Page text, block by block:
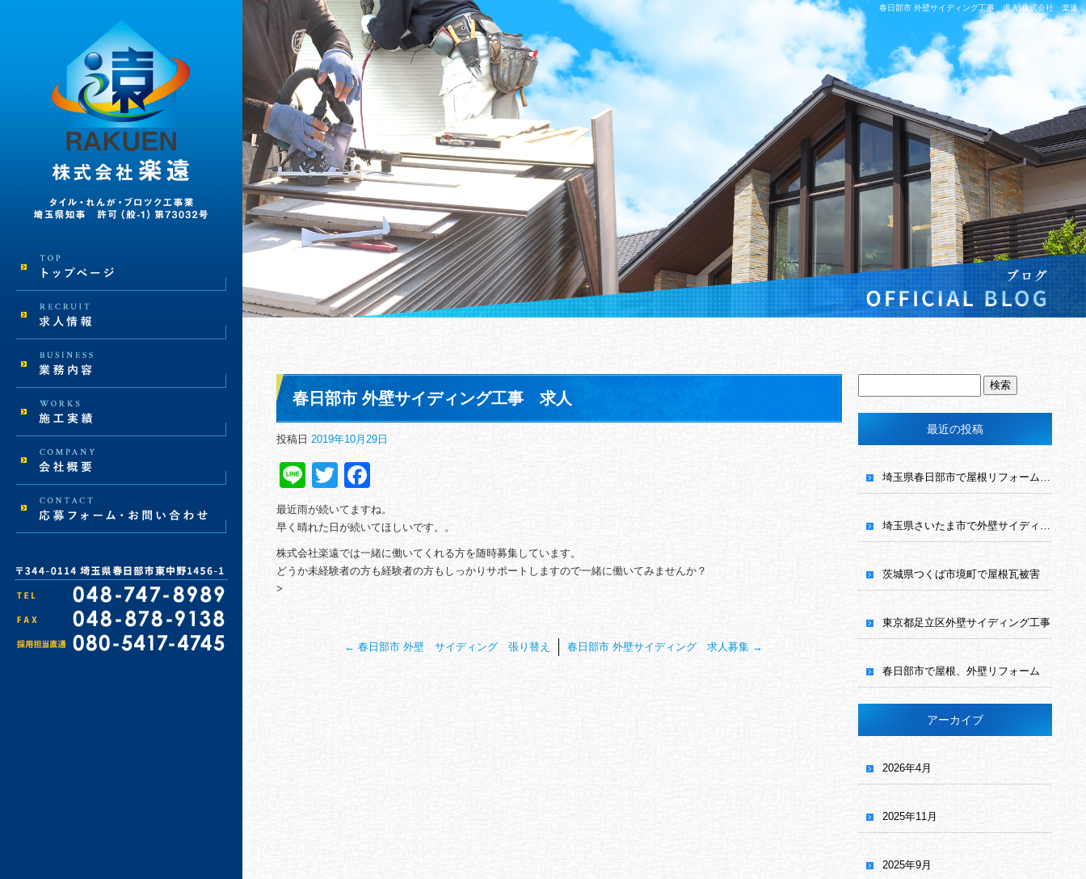
春日部市 外壁サイディング工事 求人|株式会社 楽遠
春日部市 外壁サイディング工事 求人
投稿日 2019年10月29日
LineTwitter
最近雨が続いてますね。
早く晴れた日が続いてほしいです。。
株式会社楽遠では一緒に働いてくれる方を随時募集しています。
どうか未経験者の方も経験者の方もしっかりサポートしますので一緒に働いてみませんか？
>
← 春日部市 外壁 サイディング 張り替え 春日部市 外壁サイディング 求人募集 →
最近の投稿
埼玉県春日部市で屋根リフォーム工事
埼玉県さいたま市で外壁サイディング工事
茨城県つくば市境町で屋根瓦被害
東京都足立区外壁サイディング工事
春日部市で屋根、外壁リフォーム
アーカイブ
2026年4月
2025年11月
2025年9月